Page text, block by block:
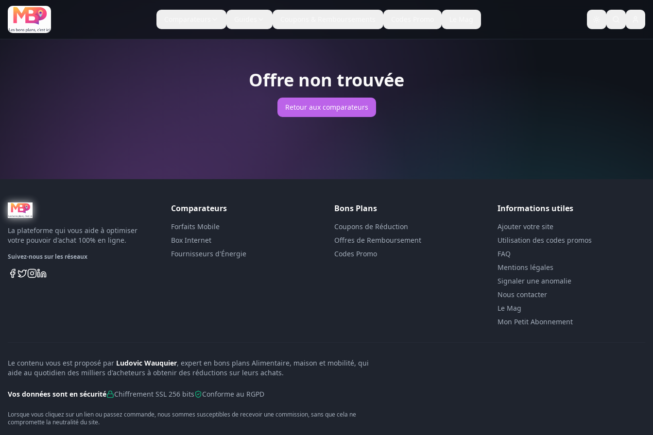
Basculer le
Offre non trouvée
Retour aux comparateurs
La plateforme qui vous aide à optimiser
votre pouvoir d'achat 100% en ligne.
Suivez-nous sur les réseaux
Comparateurs
Forfaits Mobile
Box Internet
Fournisseurs d'Énergie
Bons Plans
Coupons de Réduction
Offres de Remboursement
Codes Promo
Informations utiles
Ajouter votre site
Utilisation des codes promos
FAQ
Mentions légales
Signaler une anomalie
Nous contacter
Le Mag
Mon Petit Abonnement
Le contenu vous est proposé par Ludovic Wauquier, expert en bons plans Alimentaire, maison et mobilité, qui
aide au quotidien des milliers d'acheteurs à obtenir des réductions sur leurs achats.
Vos données sont en sécurité Chiffrement SSL 256 bits Conforme au RGPD
Lorsque vous cliquez sur un lien ou passez commande, nous sommes susceptibles de recevoir une commission, sans que cela ne
compromette la neutralité du site.